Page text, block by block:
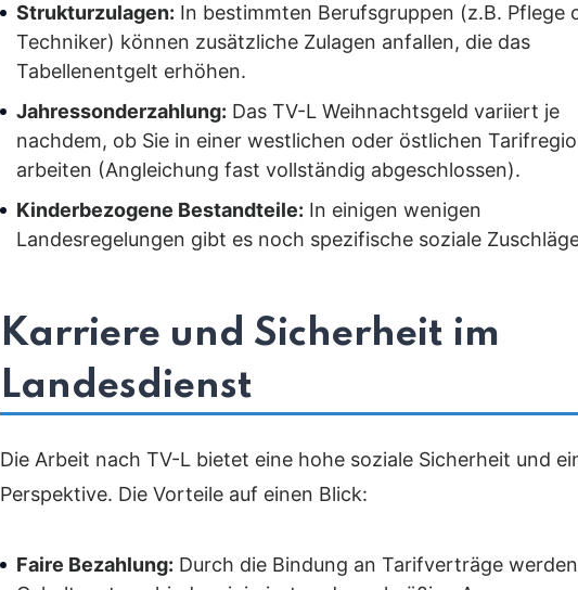
Strukturzulagen: In bestimmten Berufsgruppen (z.B. Pflege
Techniker) können zusätzliche Zulagen anfallen, die das
Tabellenentgelt erhöhen.
Jahressonderzahlung: Das TV-L Weihnachtsgeld variiert je
nachdem, ob Sie in einer westlichen oder östlichen
arbeiten (Angleichung fast vollständig abgeschlossen).
Kinderbezogene Bestandteile: In einigen wenigen
Landesregelungen gibt es noch spezifische soziale
Karriere und Sicherheit im
Landesdienst
Die Arbeit nach TV-L bietet eine hohe soziale Sicherheit und
Perspektive. Die Vorteile auf einen Blick:
Faire Bezahlung: Durch die Bindung an Tarifverträge werden